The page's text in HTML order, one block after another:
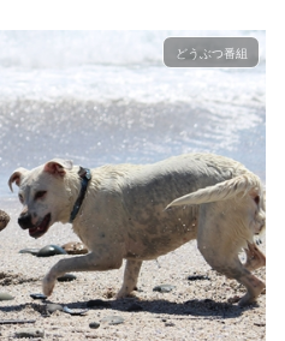
どうぶつ番組